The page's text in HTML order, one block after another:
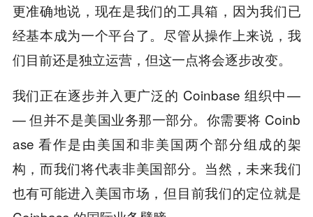
更准确地说，现在是我们的工具箱，因为我们已
经基本成为一个平台了。尽管从操作上来说，我
们目前还是独立运营，但这一点将会逐步改变。
我们正在逐步并入更广泛的 Coinbase 组织中 —
— 但并不是美国业务那一部分。你需要将 Coinb
ase 看作是由美国和非美国两个部分组成的架
构，而我们将代表非美国部分。当然，未来我们
也有可能进入美国市场，但目前我们的定位就是